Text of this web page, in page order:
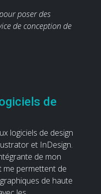
poser des
de conception de
de
logiciels de design
et InDesign.
de mon
me permettent de
de haute